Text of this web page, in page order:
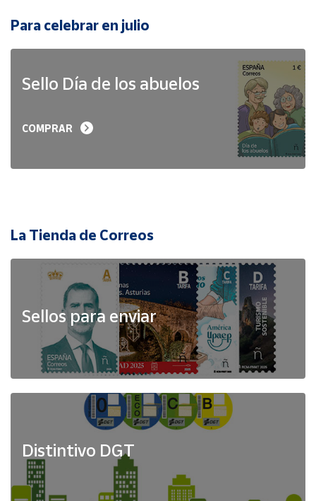
Para celebrar en julio
Sello Día de los abuelos
COMPRAR
La Tienda de Correos
Sellos para enviar
Distintivo DGT